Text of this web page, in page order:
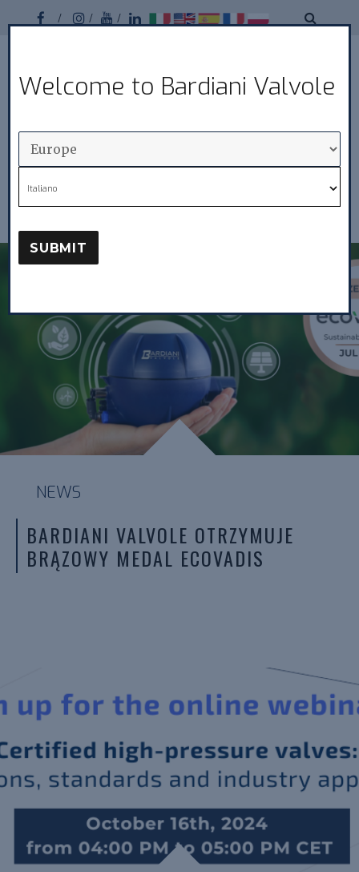
Welcome to Bardiani Valvole
Italiano
SUBMIT
Facebook
Bardiani
MENU
News
BARDIANI VALVOLE OTRZYMUJE
BRĄZOWY MEDAL ECOVADIS
NEWS